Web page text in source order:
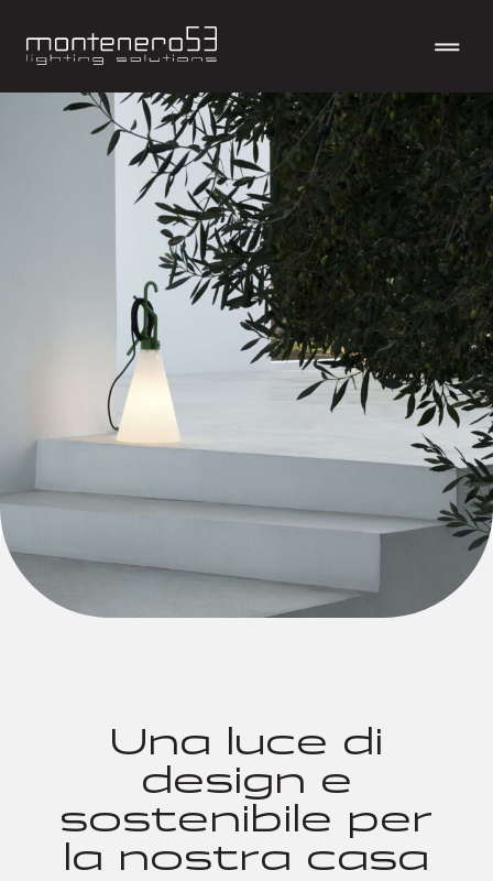
Una luce di
design e
sostenibile per
la nostra casa